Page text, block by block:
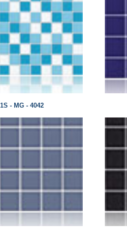
1S - MG - 4042